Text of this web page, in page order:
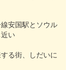
安国駅とソウル
い
る街、しだいに